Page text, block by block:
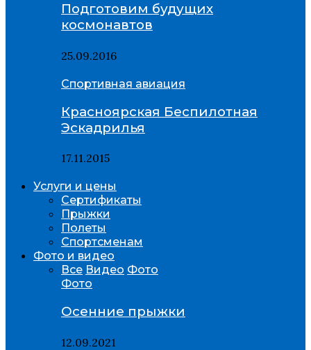
Подготовим будущих
космонавтов
25.09.2016
Спортивная авиация
Красноярская Беспилотная
Эскадрилья
17.11.2015
Услуги и цены
Сертификаты
Прыжки
Полеты
Спортсменам
Фото и видео
Все Видео Фото
Фото
Осенние прыжки
12.09.2021